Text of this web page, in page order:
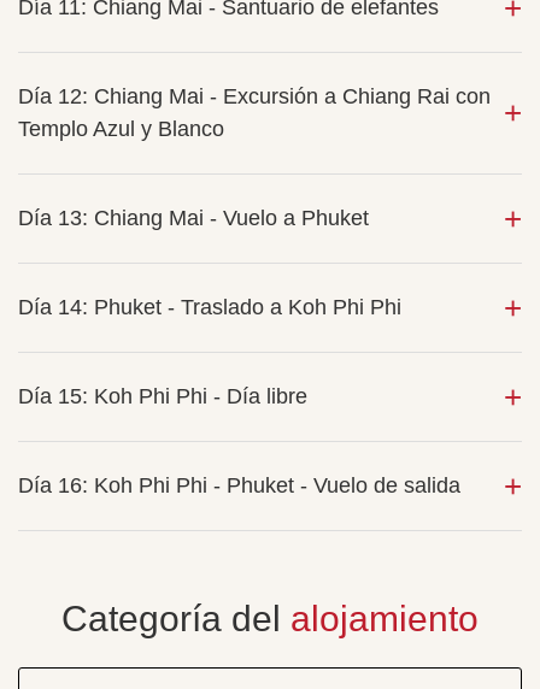
Día 11: Chiang Mai - Santuario de elefantes
Día 12: Chiang Mai - Excursión a Chiang Rai con
Templo Azul y Blanco
Día 13: Chiang Mai - Vuelo a Phuket
Día 14: Phuket - Traslado a Koh Phi Phi
Día 15: Koh Phi Phi - Día libre
Día 16: Koh Phi Phi - Phuket - Vuelo de salida
Categoría del alojamiento